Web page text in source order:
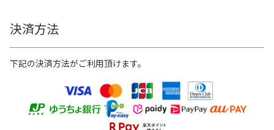
決済方法
下記の決済方法がご利用頂けます。